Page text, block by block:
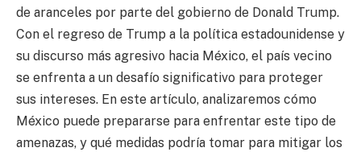
de aranceles por parte del gobierno de Donald Trump.
Con el regreso de Trump a la política estadounidense y
su discurso más agresivo hacia México, el país vecino
se enfrenta a un desafío significativo para proteger
sus intereses. En este artículo, analizaremos cómo
México puede prepararse para enfrentar este tipo de
amenazas, y qué medidas podría tomar para mitigar los